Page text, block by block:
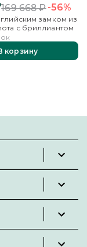
169 668₽-56%
замком из
с бриллиантом
корзину